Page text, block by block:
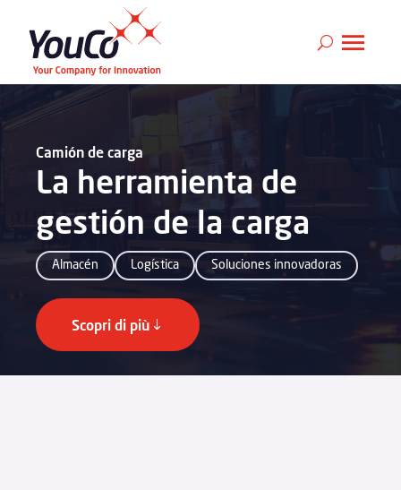
La herramienta de
gestión de la carga
Camión de carga
Almacén Logística Soluciones innovadoras
Scopri di più